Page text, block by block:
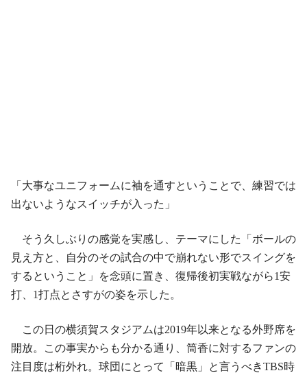
「大事なユニフォームに袖を通すということで、練習では
出ないようなスイッチが入った」
そう久しぶりの感覚を実感し、テーマにした「ボールの
見え方と、自分のその試合の中で崩れない形でスイングを
するということ」を念頭に置き、復帰後初実戦ながら1安
打、1打点とさすがの姿を示した。
この日の横須賀スタジアムは2019年以来となる外野席を
開放。この事実からも分かる通り、筒香に対するファンの
注目度は桁外れ。球団にとって「暗黒」と言うべきTBS時